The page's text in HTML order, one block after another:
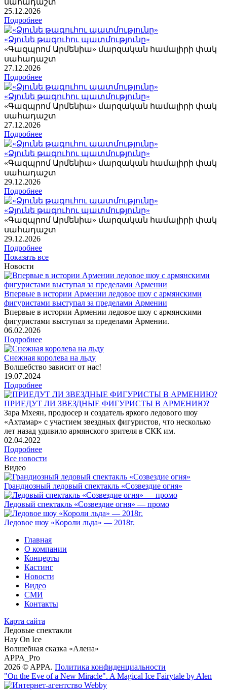
սահադաշտ
25.12.2026
Подробнее
«Ձյունե թագուհու պատմությունը»
«Գազպրոմ Արմենիա» մարզական համալիրի փակ
սահադաշտ
27.12.2026
Подробнее
«Ձյունե թագուհու պատմությունը»
«Գազպրոմ Արմենիա» մարզական համալիրի փակ
սահադաշտ
27.12.2026
Подробнее
«Ձյունե թագուհու պատմությունը»
«Գազպրոմ Արմենիա» մարզական համալիրի փակ
սահադաշտ
29.12.2026
Подробнее
«Ձյունե թագուհու պատմությունը»
«Գազպրոմ Արմենիա» մարզական համալիրի փակ
սահադաշտ
29.12.2026
Подробнее
Показать все
Новости
Впервые в истории Армении ледовое шоу с армянскими
фигуристами выступал за пределами Армении
Впервые в истории Армении ледовое шоу с армянскими
фигуристами выступал за пределами Армении.
06.02.2026
Подробнее
Снежная королева на льду
Волшебство зависит от нас!
19.07.2024
Подробнее
ПРИЕДУТ ЛИ ЗВЕЗДНЫЕ ФИГУРИСТЫ В АРМЕНИЮ?
Зара Мхеян, продюсер и создатель яркого ледового шоу
«Ахтамар» с участием звездных фигуристов, что несколько
лет назад удивило армянского зрителя в СКК им.
02.04.2022
Подробнее
Все новости
Видео
Грандиозный ледовый спектакль «Созвездие огня»
Ледовый спектакль «Созвездие огня» — промо
Ледовое шоу «Короли льда» — 2018г.
Главная
О компании
Концерты
Кастинг
Новости
Видео
СМИ
Контакты
Карта сайта
Ледовые спектакли
Hay On Ice
Волшебная сказка «Алена»
APPA_Pro
2026 © APPA. Политика конфиденциальности
"On the Eve of a New Miracle". A Magical Ice Fairytale by Alen